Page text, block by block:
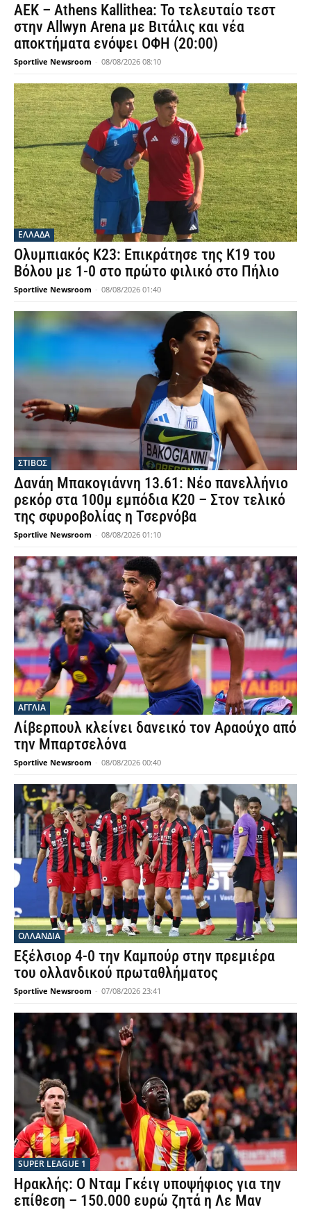
ΑΕΚ – Athens Kallithea: Το τελευταίο τεστ
στην Allwyn Arena με Βιτάλις και νέα
αποκτήματα ενόψει ΟΦΗ (20:00)
Sportlive Newsroom - 08/08/2026 08:10
ΕΛΛΑΔΑ
Ολυμπιακός Κ23: Επικράτησε της Κ19 του
Βόλου με 1-0 στο πρώτο φιλικό στο Πήλιο
Sportlive Newsroom - 08/08/2026 01:40
ΣΤΙΒΟΣ
Δανάη Μπακογιάννη 13.61: Νέο πανελλήνιο
ρεκόρ στα 100μ εμπόδια Κ20 – Στον τελικό
της σφυροβολίας η Τσερνόβα
Sportlive Newsroom - 08/08/2026 01:10
ΑΓΓΛΙΑ
Λίβερπουλ κλείνει δανεικό τον Αραούχο από
την Μπαρτσελόνα
Sportlive Newsroom - 08/08/2026 00:40
OΛΛΑΝΔΊΑ
Εξέλσιορ 4-0 την Καμπούρ στην πρεμιέρα
του ολλανδικού πρωταθλήματος
Sportlive Newsroom - 07/08/2026 23:41
SUPER LEAGUE 1
Ηρακλής: Ο Νταμ Γκέιγ υποψήφιος για την
επίθεση – 150.000 ευρώ ζητά η Λε Μαν